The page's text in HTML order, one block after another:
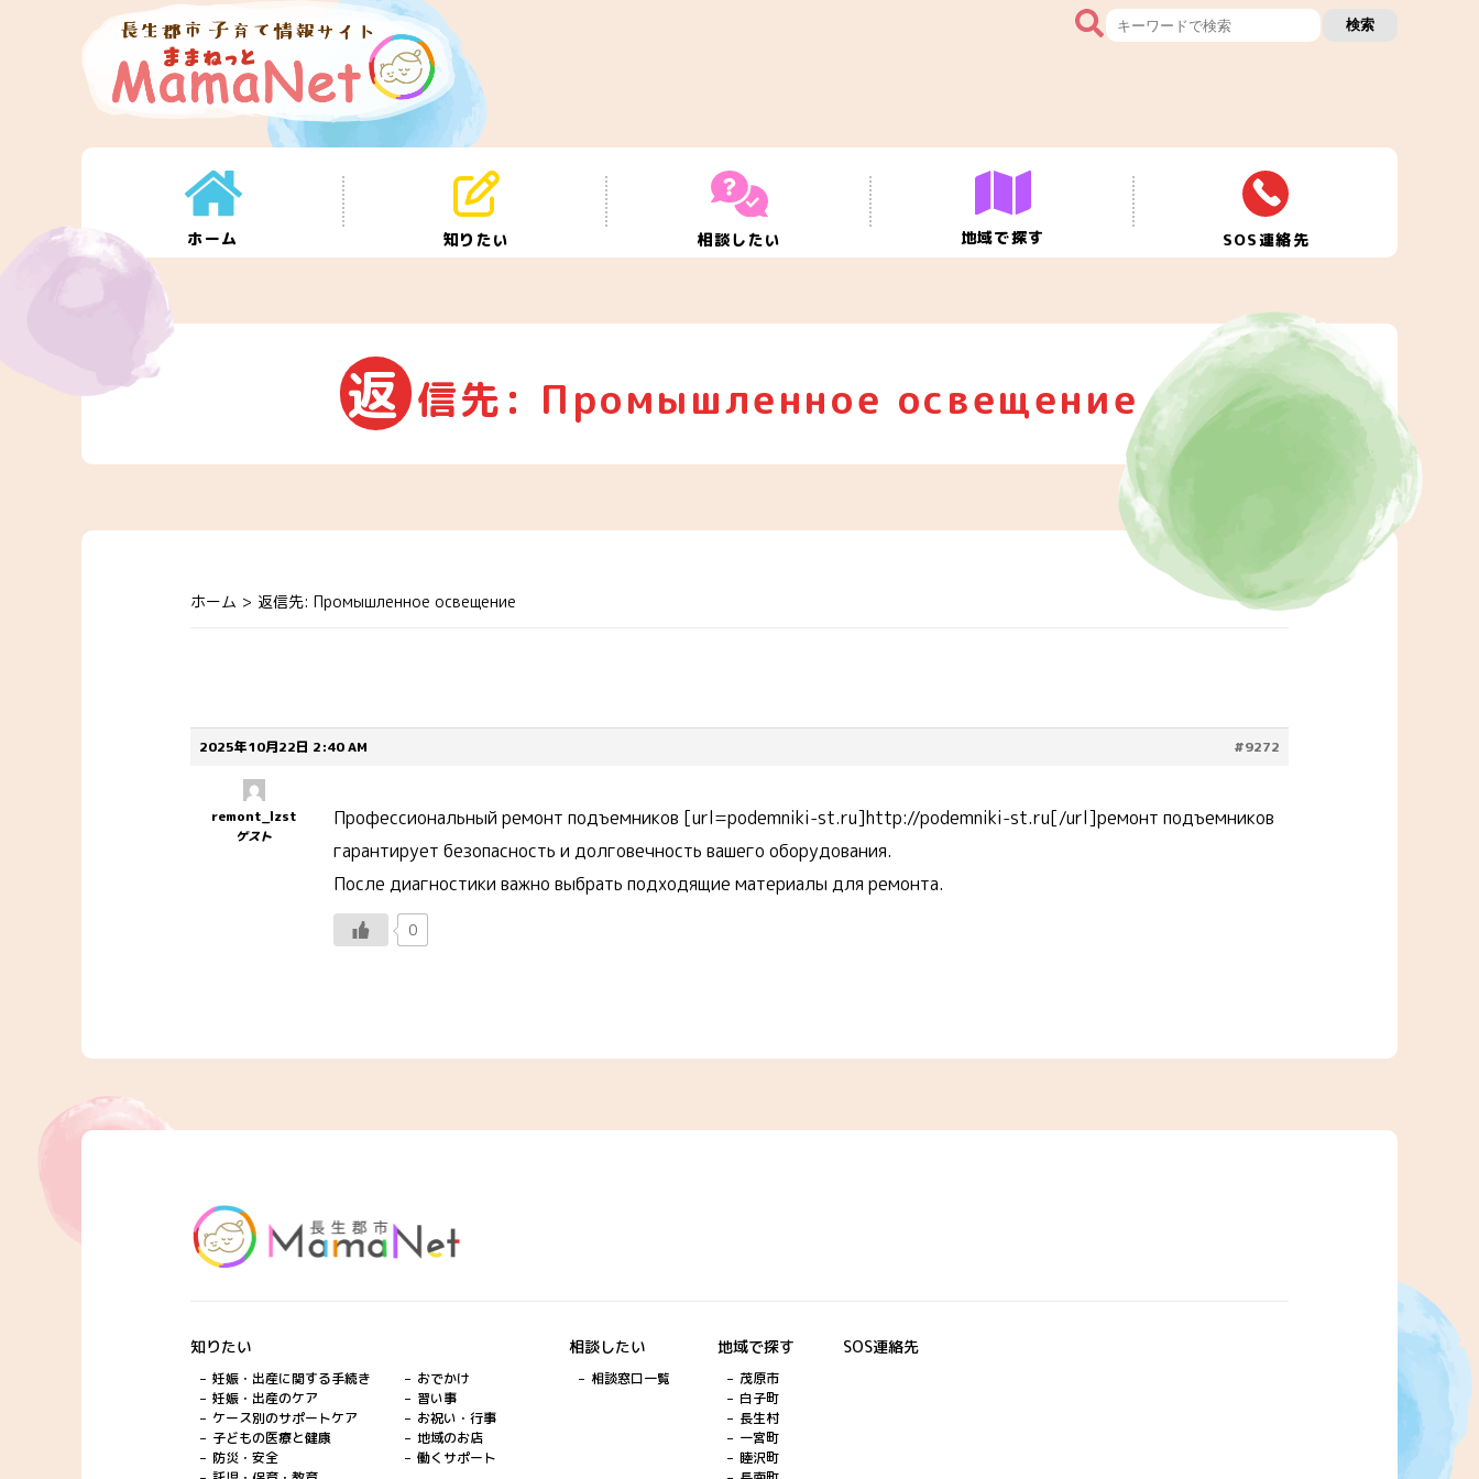
検索
ホーム 知りたい 相談したい 地域で探す SOS連絡先
返 信先: Промышленное освещение
ホーム > 返信先: Промышленное освещение
2025年10月22日 2:40 AM #9272
remont_lzst
ゲスト
Профессиональный ремонт подъемников [url=podemniki-st.ru]http://podemniki-st.ru[/url]ремонт подъемников
гарантирует безопасность и долговечность вашего оборудования.
После диагностики важно выбрать подходящие материалы для ремонта.
0
知りたい
妊娠・出産に関する手続き
妊娠・出産のケア
ケース別のサポートケア
子どもの医療と健康
防災・安全
おでかけ
習い事
お祝い・行事
地域のお店
働くサポート
相談したい
相談窓口一覧
地域で探す
茂原市
白子町
長生村
一宮町
睦沢町
SOS連絡先